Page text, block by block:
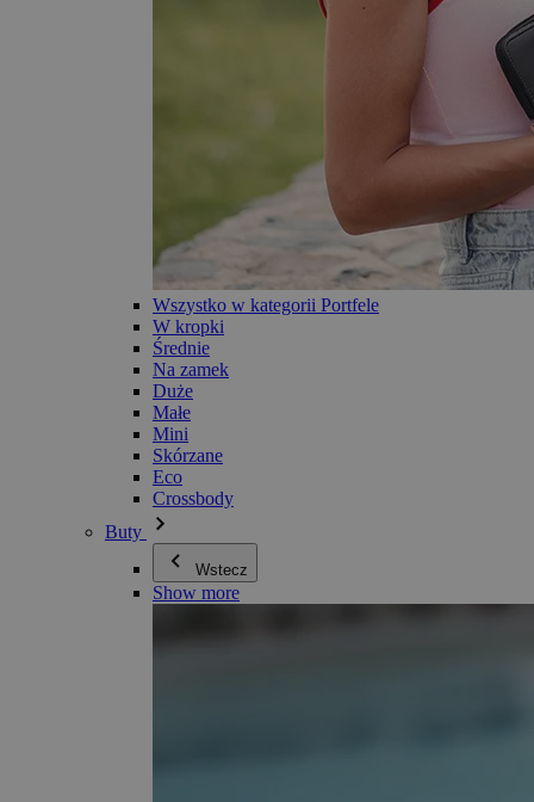
Wszystko w kategorii Portfele
W kropki
Średnie
Na zamek
Duże
Małe
Mini
Skórzane
Eco
Crossbody
Buty
Wstecz
Show more